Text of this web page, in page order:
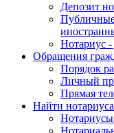
Депозит
Нотариус -
Обращения
Порядок
Личный
Прямая
Найти нотариуса
Нотариусы